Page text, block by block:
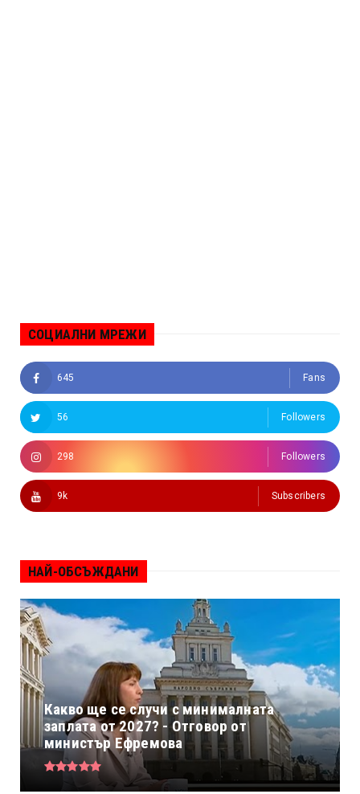
СОЦИАЛНИ МРЕЖИ
645 Fans
56 Followers
298 Followers
9k Subscribers
НАЙ-ОБСЪЖДАНИ
Какво ще се случи с минималната
заплата от 2027? - Отговор от
министър Ефремова